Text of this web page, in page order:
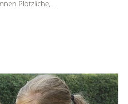
Plötzliche,...